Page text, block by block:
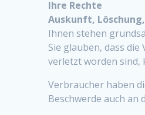
Ihre Rechte
Auskunft,
Ihnen stehen
Sie glauben, dass
verletzt worden sind,
Verbraucher haben
Beschwerde auch an